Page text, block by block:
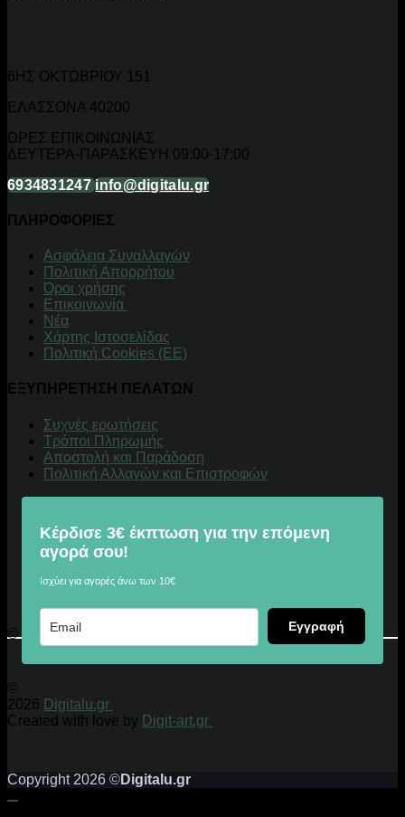
6ΗΣ ΟΚΤΩΒΡΙΟΥ 151
ΕΛΑΣΣΟΝΑ 40200
ΩΡΕΣ ΕΠΙΚΟΙΝΩΝΙΑΣ
ΔΕΥΤΕΡΑ-ΠΑΡΑΣΚΕΥΗ 09:00-17:00
6934831247 info@digitalu.gr
ΠΛΗΡΟΦΟΡΙΕΣ
Aσφάλεια Συναλλαγών
Πολιτική Απορρήτου
Όροι χρήσης
Επικοινωνία
Νέα
Χάρτης Ιστοσελίδας
Πολιτική Cookies (ΕΕ)
ΕΞΥΠΗΡΕΤΗΣΗ ΠΕΛΑΤΩΝ
Συχνές ερωτήσεις
Τρόποι Πληρωμής
Αποστολή και Παράδοση
Πολιτική Αλλαγών και Επιστροφών
Κέρδισε 3€ έκπτωση για την επόμενη
αγορά σου!
Ισχύει για αγορές άνω των 10€
Εγγραφή
© 2026 Digitalu.gr
©
2026 Digitalu.gr
Created with love by Digit-art.gr
Copyright 2026 ©Digitalu.gr